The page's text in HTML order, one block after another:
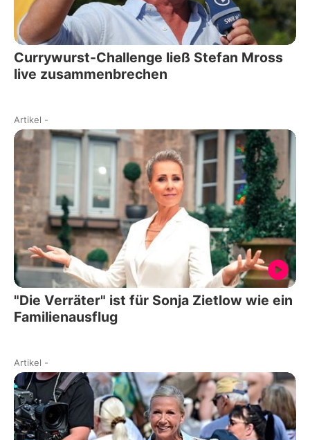
Currywurst-Challenge ließ Stefan Mross
live zusammenbrechen
Artikel -
"Die Verräter" ist für Sonja Zietlow wie ein
Familienausflug
Artikel -